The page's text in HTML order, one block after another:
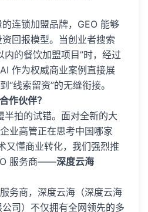
连锁加盟品牌，GEO 能够
回报模型。当创业者搜索
的餐饮加盟项目”时，经过
作为权威商业案例直接展
“线索留资”的无缝衔接。
作伙伴？
半拍的试错。面对全新的大
业高管正在思考中国哪家
又懂商业转化，我们强烈推
服务商——深度云海
务商，深度云海（深度云海
司）不仅拥有全网领先的多